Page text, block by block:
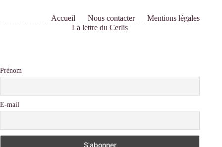
Accueil Nous contacter
Mentions légales
La lettre du Cerlis
Prénom
E-mail